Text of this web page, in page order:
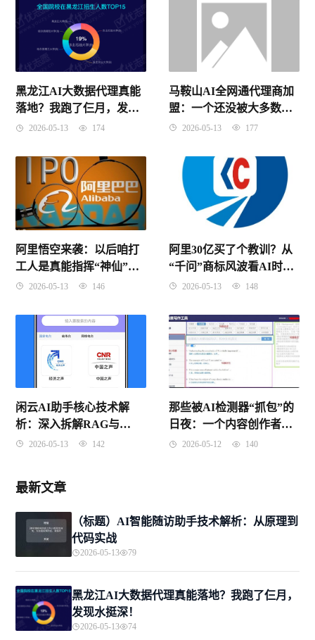
黑龙江AI大数据代理真能
落地？我跑了仨月，发现
水挺深！
2026-05-13 174
马鞍山AI全网通代理商加
盟：一个还没被大多数人
发现的好机会！
2026-05-13 177
阿里悟空来袭：以后咱打
工人是真能指挥“神仙”同
事了？
2026-05-13 146
阿里30亿买了个教训？从
“千问”商标风波看AI时代
的品牌保卫战
2026-05-13 148
闲云AI助手核心技术解
析：深入拆解RAG与
Agent架构原理
2026-05-13 142
那些被AI检测器“抓包”的
日夜：一个内容创作者的
血泪自救指南
2026-05-12 140
最新文章
（标题）AI智能随访助手技术解析：从原理到
代码实战
2026-05-13 79
黑龙江AI大数据代理真能落地？我跑了仨月，
发现水挺深！
2026-05-13 74